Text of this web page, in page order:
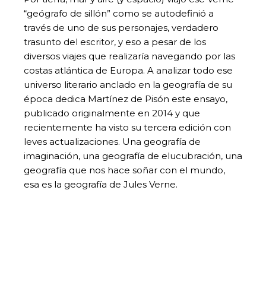
“geógrafo de sillón” como se autodefinió a
través de uno de sus personajes, verdadero
trasunto del escritor, y eso a pesar de los
diversos viajes que realizaría navegando por las
costas atlántica de Europa. A analizar todo ese
universo literario anclado en la geografía de su
época dedica Martínez de Pisón este ensayo,
publicado originalmente en 2014 y que
recientemente ha visto su tercera edición con
leves actualizaciones. Una geografía de
imaginación, una geografía de elucubración, una
geografía que nos hace soñar con el mundo,
esa es la geografía de Jules Verne.